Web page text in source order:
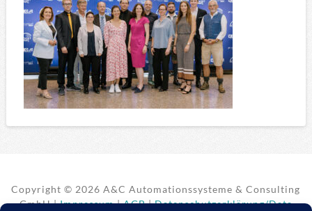
Copyright ©2026 A&C Automationssysteme & Consulting
GmbH |Impressum|AGB|Datenschutzerklärung/Data